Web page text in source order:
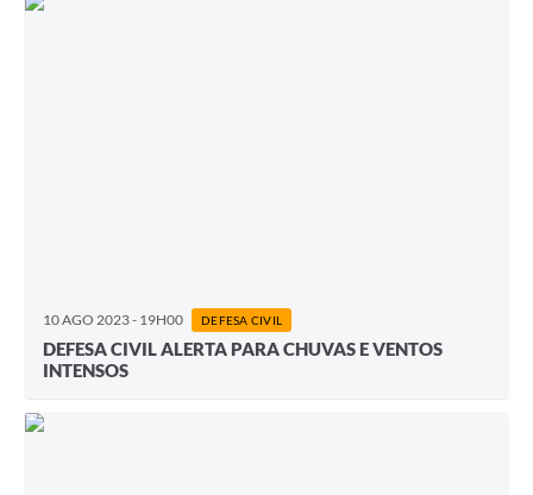
10 AGO 2023 - 19H00 DEFESA CIVIL
DEFESA CIVIL ALERTA PARA CHUVAS E VENTOS
INTENSOS